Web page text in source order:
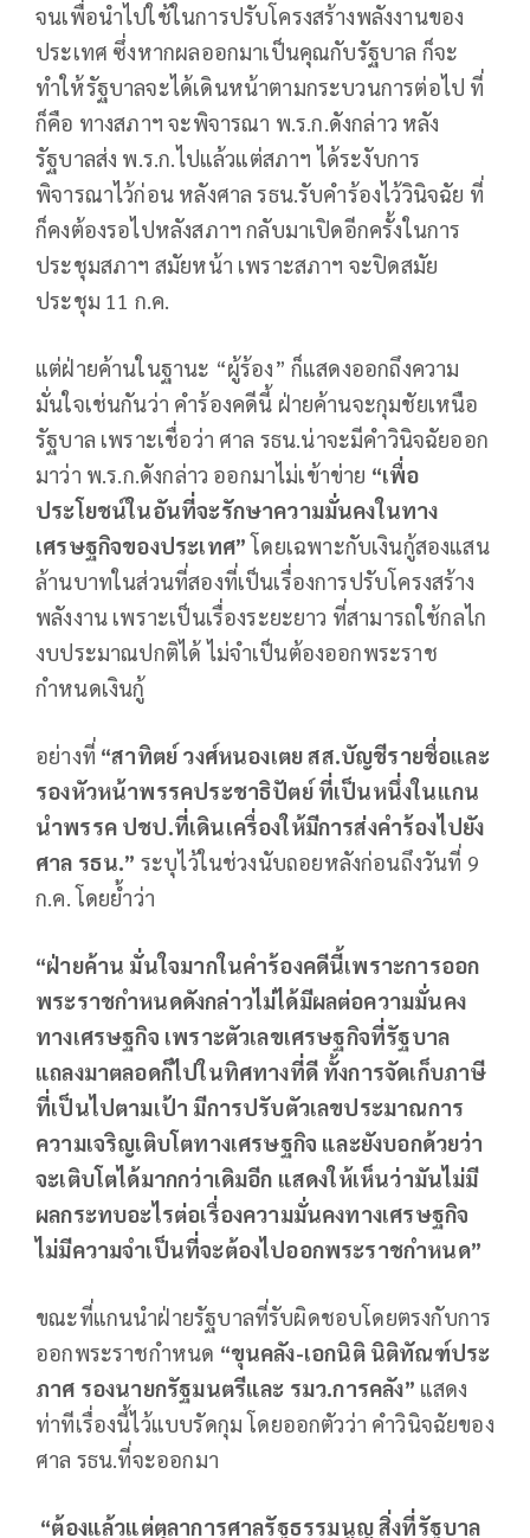
จนเพื่อนำไปใช้ในการปรับโครงสร้างพลังงานของ
ประเทศ ซึ่งหากผลออกมาเป็นคุณกับรัฐบาล ก็จะ
ทำให้รัฐบาลจะได้เดินหน้าตามกระบวนการต่อไป ที่
ก็คือ ทางสภาฯ จะพิจารณา พ.ร.ก.ดังกล่าว หลัง
รัฐบาลส่ง พ.ร.ก.ไปแล้วแต่สภาฯ ได้ระงับการ
พิจารณาไว้ก่อน หลังศาล รธน.รับคำร้องไว้วินิจฉัย ที่
ก็คงต้องรอไปหลังสภาฯ กลับมาเปิดอีกครั้งในการ
ประชุมสภาฯ สมัยหน้า เพราะสภาฯ จะปิดสมัย
ประชุม 11 ก.ค.
แต่ฝ่ายค้านในฐานะ “ผู้ร้อง” ก็แสดงออกถึงความ
มั่นใจเช่นกันว่า คำร้องคดีนี้ ฝ่ายค้านจะกุมชัยเหนือ
รัฐบาล เพราะเชื่อว่า ศาล รธน.น่าจะมีคำวินิจฉัยออก
มาว่า พ.ร.ก.ดังกล่าว ออกมาไม่เข้าข่าย “เพื่อ
ประโยชน์ในอันที่จะรักษาความมั่นคงในทาง
เศรษฐกิจของประเทศ” โดยเฉพาะกับเงินกู้สองแสน
ล้านบาทในส่วนที่สองที่เป็นเรื่องการปรับโครงสร้าง
พลังงาน เพราะเป็นเรื่องระยะยาว ที่สามารถใช้กลไก
งบประมาณปกติได้ ไม่จำเป็นต้องออกพระราช
กำหนดเงินกู้
อย่างที่ “สาทิตย์ วงศ์หนองเตย สส.บัญชีรายชื่อและ
รองหัวหน้าพรรคประชาธิปัตย์ ที่เป็นหนึ่งในแกน
นำพรรค ปชป.ที่เดินเครื่องให้มีการส่งคำร้องไปยัง
ศาล รธน.” ระบุไว้ในช่วงนับถอยหลังก่อนถึงวันที่ 9
ก.ค. โดยย้ำว่า
“ฝ่ายค้าน มั่นใจมากในคำร้องคดีนี้เพราะการออก
พระราชกำหนดดังกล่าวไม่ได้มีผลต่อความมั่นคง
ทางเศรษฐกิจ เพราะตัวเลขเศรษฐกิจที่รัฐบาล
แถลงมาตลอดก็ไปในทิศทางที่ดี ทั้งการจัดเก็บภาษี
ที่เป็นไปตามเป้า มีการปรับตัวเลขประมาณการ
ความเจริญเติบโตทางเศรษฐกิจ และยังบอกด้วยว่า
จะเติบโตได้มากกว่าเดิมอีก แสดงให้เห็นว่ามันไม่มี
ผลกระทบอะไรต่อเรื่องความมั่นคงทางเศรษฐกิจ
ไม่มีความจำเป็นที่จะต้องไปออกพระราชกำหนด”
ขณะที่แกนนำฝ่ายรัฐบาลที่รับผิดชอบโดยตรงกับการ
ออกพระราชกำหนด “ขุนคลัง-เอกนิติ นิติทัณฑ์ประ
ภาศ รองนายกรัฐมนตรีและ รมว.การคลัง” แสดง
ท่าทีเรื่องนี้ไว้แบบรัดกุม โดยออกตัวว่า คำวินิจฉัยของ
ศาล รธน.ที่จะออกมา
“ต้องแล้วแต่ตุลาการศาลรัฐธรรมนูญ สิ่งที่รัฐบาล